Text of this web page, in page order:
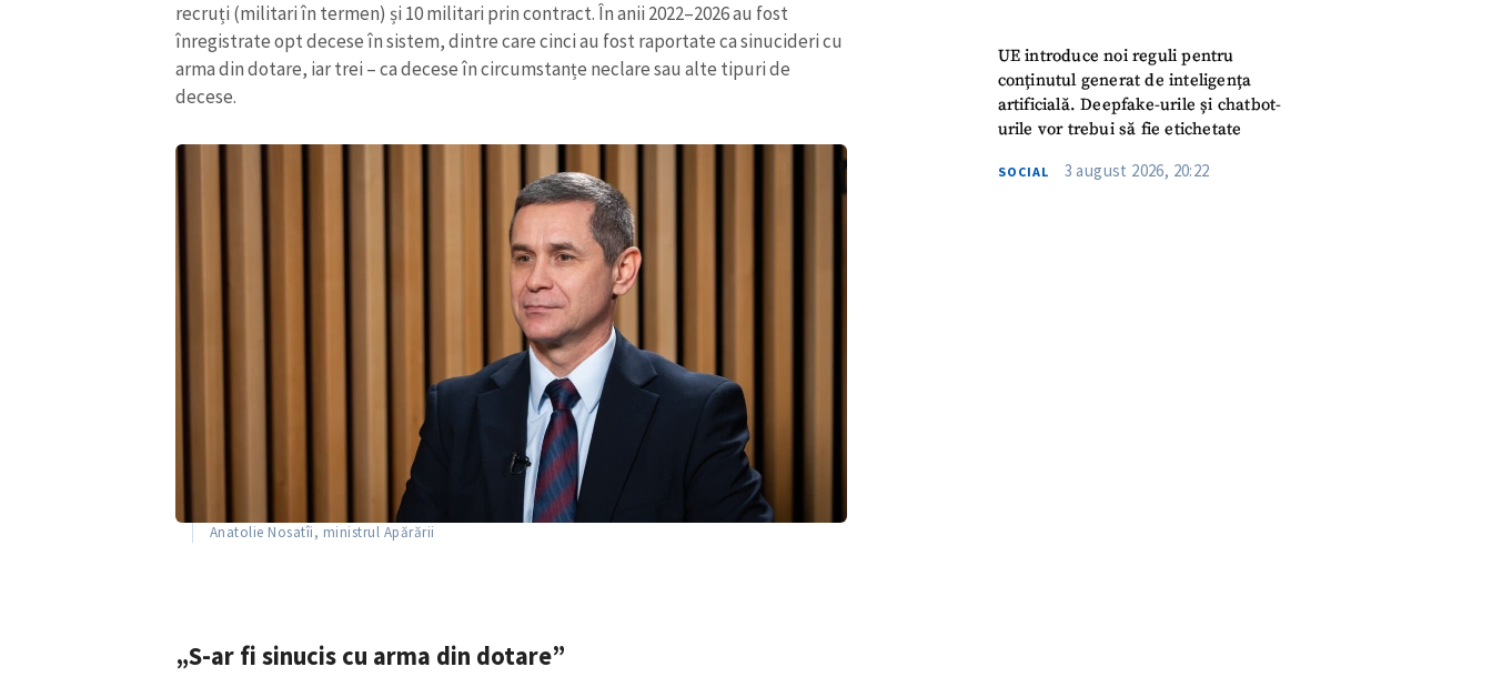
recruți (militari în termen) și 10 militari prin contract. În anii 2022–2026 au fost
înregistrate opt decese în sistem, dintre care cinci au fost raportate ca sinucideri cu
arma din dotare, iar trei – ca decese în circumstanțe neclare sau alte tipuri de
decese.
Anatolie Nosatîi, ministrul Apărării
„S-ar fi sinucis cu arma din dotare”
UE introduce noi reguli pentru
conținutul generat de inteligența
artificială. Deepfake-urile și chatbot-
urile vor trebui să fie etichetate
SOCIAL 3 august 2026, 20:22